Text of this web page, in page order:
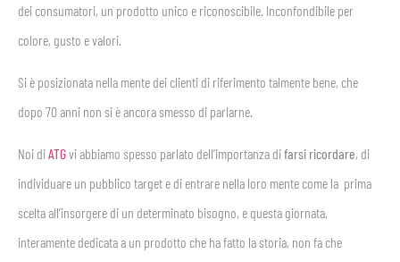
dei consumatori, un prodotto unico e riconoscibile. Inconfondibile per
colore, gusto e valori.
Si è posizionata nella mente dei clienti di riferimento talmente bene, che
dopo 70 anni non si è ancora smesso di parlarne.
Noi diATGvi abbiamo spesso parlato dell’importanza difarsi ricordare, di
individuare un pubblico target e di entrare nella loro mente come la prima
scelta all’insorgere di un determinato bisogno, e questa giornata,
interamente dedicata a un prodotto che ha fatto la storia, non fa che